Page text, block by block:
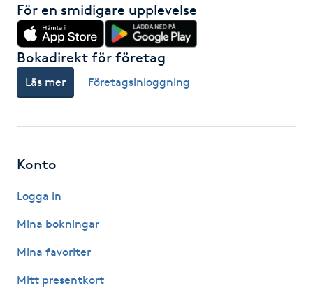
HIFU
Hollywood Peel
Hot Stone Massage
Huduppstramning
Hudvård
För en smidigare upplevelse
Bokadirekt för företag
Läs mer Företagsinloggning
Konto
Logga in
Mina bokningar
Mina favoriter
Mitt presentkort